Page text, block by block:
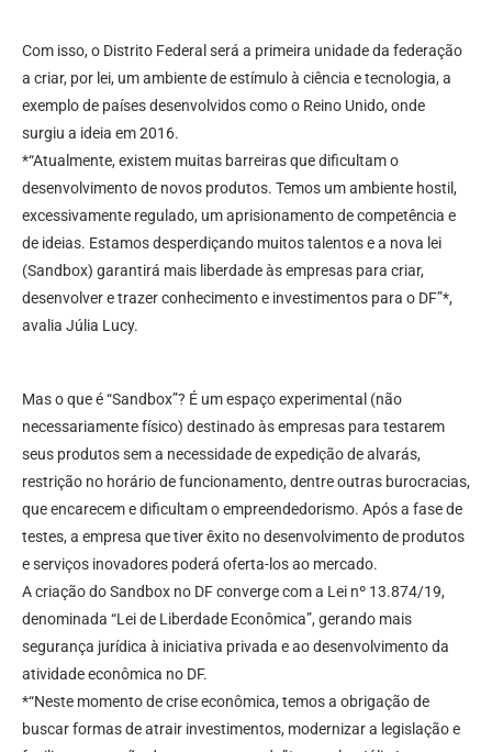
Com isso, o Distrito Federal será a primeira unidade da federação
a criar, por lei, um ambiente de estímulo à ciência e tecnologia, a
exemplo de países desenvolvidos como o Reino Unido, onde
surgiu a ideia em 2016.
*“Atualmente, existem muitas barreiras que dificultam o
desenvolvimento de novos produtos. Temos um ambiente hostil,
excessivamente regulado, um aprisionamento de competência e
de ideias. Estamos desperdiçando muitos talentos e a nova lei
(Sandbox) garantirá mais liberdade às empresas para criar,
desenvolver e trazer conhecimento e investimentos para o DF”*,
avalia Júlia Lucy.
Mas o que é “Sandbox”? É um espaço experimental (não
necessariamente físico) destinado às empresas para testarem
seus produtos sem a necessidade de expedição de alvarás,
restrição no horário de funcionamento, dentre outras burocracias,
que encarecem e dificultam o empreendedorismo. Após a fase de
testes, a empresa que tiver êxito no desenvolvimento de produtos
e serviços inovadores poderá oferta-los ao mercado.
A criação do Sandbox no DF converge com a Lei nº 13.874/19,
denominada “Lei de Liberdade Econômica”, gerando mais
segurança jurídica à iniciativa privada e ao desenvolvimento da
atividade econômica no DF.
*“Neste momento de crise econômica, temos a obrigação de
buscar formas de atrair investimentos, modernizar a legislação e